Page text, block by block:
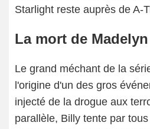
Starlight reste auprès de A-
La mort de
Le grand méchant de la
l'origine d'un des gros
injecté de la drogue aux
parallèle, Billy tente par